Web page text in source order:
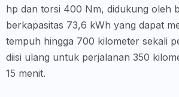
hp dan torsi 400 Nm, didukung oleh
berkapasitas 73,6 kWh yang dapat
tempuh hingga 700 kilometer sekali
diisi ulang untuk perjalanan 350
15 menit.